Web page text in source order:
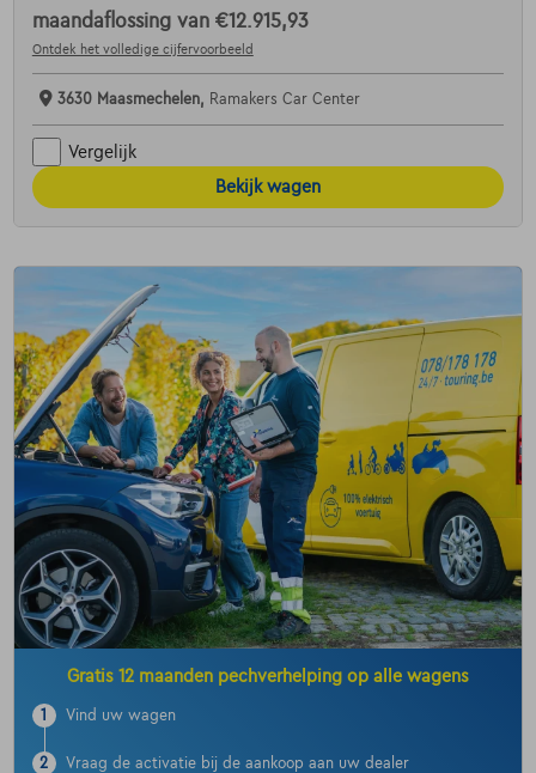
maandaflossing van €12.915,93
Ontdek het volledige cijfervoorbeeld
3630 Maasmechelen, Ramakers Car Center
Vergelijk
Bekijk wagen
Gratis 12 maanden pechverhelping op alle wagens
1 Vind uw wagen
2 Vraag de activatie bij de aankoop aan uw dealer